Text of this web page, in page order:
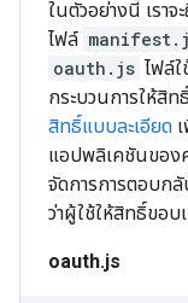
ในตัวอย่างนี้ เราจ
ไฟล์
oauth.js ไฟล์
กระบวนการให้สิ
สิทธิ์แบบละเอียด
แอปพลิเคชันขอ
จัดการการตอบกลั
ว่าผู้ใช้ให้สิทธิ์ขอบ
oauth.js